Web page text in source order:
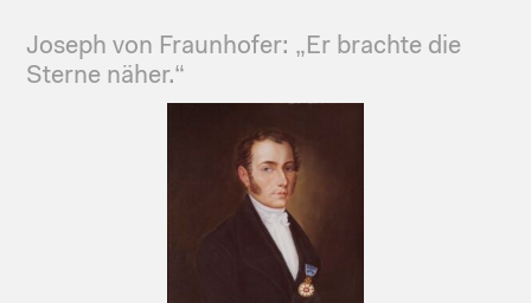
Joseph von Fraunhofer: „Er brachte die
Sterne näher.“